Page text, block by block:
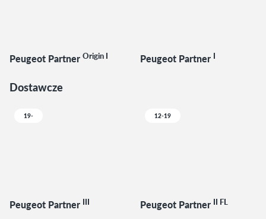
Peugeot Partner Origin I Peugeot Partner I
Dostawcze
19-
Peugeot Partner III
12-19
Peugeot Partner II FL